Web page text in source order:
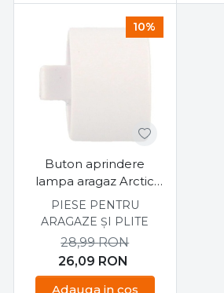
10%
Buton aprindere
lampa aragaz Arctic
Beko
PIESE PENTRU
ARAGAZE ȘI PLITE
26,09 RON
28,99RON
Adauga in cos